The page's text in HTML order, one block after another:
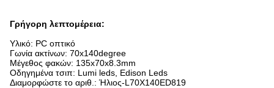
Γρήγορη λεπτομέρεια:
Υλικό: PC οπτικό
Γωνία ακτίνων: 70x140degree
Μέγεθος φακών: 135x70x8.3mm
Οδηγημένα τσιπ: Lumi leds, Edison Leds
Διαμορφώστε το αριθ.: Ήλιος-L70X140ED819